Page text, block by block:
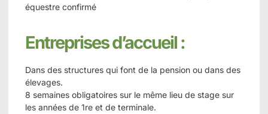
équestre confirmé
Entreprises d’accueil :
Dans des structures qui font de la pension ou dans des
élevages.
8 semaines obligatoires sur le même lieu de stage sur
les années de 1re et de terminale.